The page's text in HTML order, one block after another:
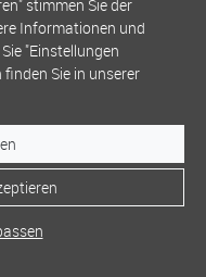
stimmen Sie der
Informationen und
"Einstellungen
Sie in unserer